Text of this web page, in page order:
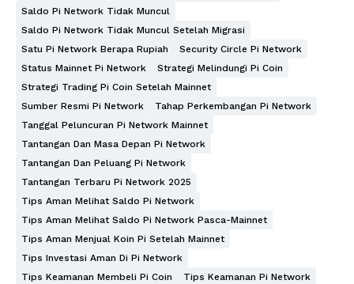
Saldo Pi Network Tidak Muncul
Saldo Pi Network Tidak Muncul Setelah Migrasi
Satu Pi Network Berapa Rupiah
Security Circle Pi Network
Status Mainnet Pi Network
Strategi Melindungi Pi Coin
Strategi Trading Pi Coin Setelah Mainnet
Sumber Resmi Pi Network
Tahap Perkembangan Pi Network
Tanggal Peluncuran Pi Network Mainnet
Tantangan Dan Masa Depan Pi Network
Tantangan Dan Peluang Pi Network
Tantangan Terbaru Pi Network 2025
Tips Aman Melihat Saldo Pi Network
Tips Aman Melihat Saldo Pi Network Pasca-Mainnet
Tips Aman Menjual Koin Pi Setelah Mainnet
Tips Investasi Aman Di Pi Network
Tips Keamanan Membeli Pi Coin
Tips Keamanan Pi Network